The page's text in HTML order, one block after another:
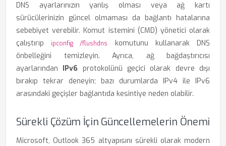
DNS ayarlarınızın yanlış olması veya ağ kartı
sürücülerinizin güncel olmaması da bağlantı hatalarına
sebebiyet verebilir. Komut istemini (CMD) yönetici olarak
çalıştırıp
ipconfig /flushdns
komutunu kullanarak DNS
önbelleğini temizleyin. Ayrıca, ağ bağdaştırıcısı
ayarlarından IPv6 protokolünü geçici olarak devre dışı
bırakıp tekrar deneyin; bazı durumlarda IPv4 ile IPv6
arasındaki geçişler bağlantıda kesintiye neden olabilir.
Sürekli Çözüm İçin Güncellemelerin Önemi
Microsoft, Outlook 365 altyapısını sürekli olarak modern